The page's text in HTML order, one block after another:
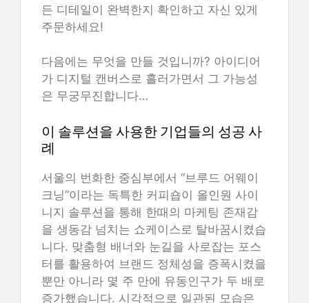
든 디테일이 완벽한지 확인하고 자신 있게
주문하세요!
다음에는 무엇을 만들 것입니까? 아이디어
가 디지털 캔버스로 흘러가면서 그 가능성
은 무궁무진합니다…
이 솔루션을 사용한 기업들의 성공 사
례
서울의 번화한 중심부에서 “브루드 어웨이
크닝”이라는 독특한 커피숍이 올인원 사이
니지 솔루션을 통해 한때의 마케팅 존재감
을 생동감 넘치는 쇼케이스로 탈바꿈시켰습
니다. 맞춤형 배너와 눈길을 사로잡는 포스
터를 활용하여 브랜드 정체성을 증폭시켰을
뿐만 아니라 몇 주 만에 유동인구가 두 배로
증가했습니다. 시각적으로 일관된 모습은